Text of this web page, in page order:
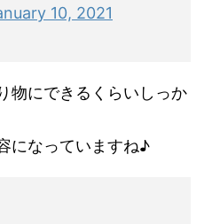
10, 2021
物にできるくらいしっか
になっていますね♪